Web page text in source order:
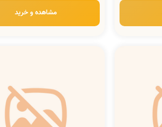
مشاهده و خرید